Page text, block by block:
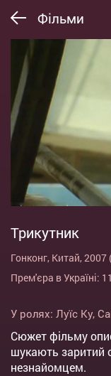
Фільми
Трикутник
Гонконг, Китай, 2007
Прем'єра в Україні:
У ролях: Луїс Ку,
Сюжет фільму
шукають заритий
незнайомцем.